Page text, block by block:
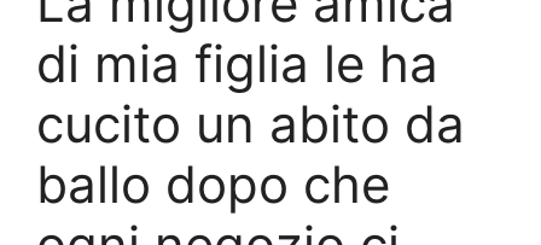
di mia figlia le ha
cucito un abito da
ballo dopo che